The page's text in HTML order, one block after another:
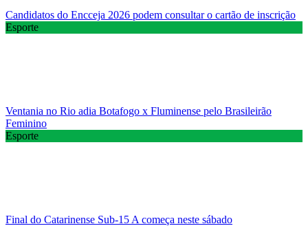
Candidatos do Encceja 2026 podem consultar o cartão de inscrição
Esporte
Ventania no Rio adia Botafogo x Fluminense pelo Brasileirão
Feminino
Esporte
Final do Catarinense Sub-15 A começa neste sábado